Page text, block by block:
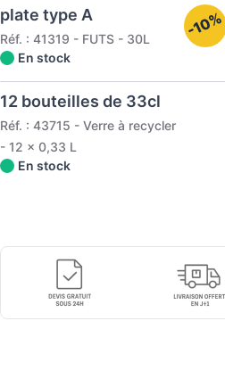
plate type A
Réf. : 41319 - FUTS - 30L
En stock
-10%
12 bouteilles de 33cl
Réf. : 43715 - Verre à recycler
- 12 x 0,33 L
En stock